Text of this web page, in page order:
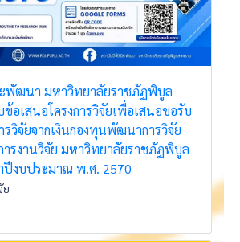
พัฒนา มหาวิทยาลัยราชภัฏพิบูล
อเสนอโครงการวิจัยเพื่อเสนอขอรับ
วิจัยจากเงินกองทุนพัฒนาการวิจัย
รงานวิจัย มหาวิทยาลัยราชภัฏพิบูล
ปีงบประมาณ พ.ศ. 2570